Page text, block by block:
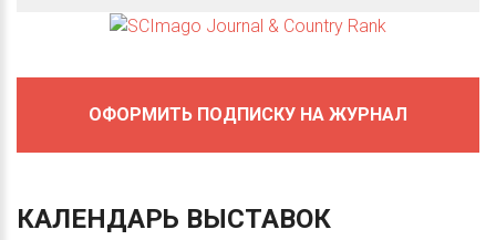
ОФОРМИТЬ ПОДПИСКУ НА ЖУРНАЛ
КАЛЕНДАРЬ ВЫСТАВОК